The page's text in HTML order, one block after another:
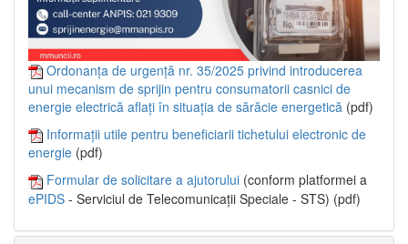
Ordonanța de urgență nr. 35/2025 privind introducerea
unui mecanism de sprijin pentru consumatorii casnici de
energie electrică aflați în situația de sărăcie energetică (pdf)
Informații utile pentru beneficiarii tichetului electronic de
energie (pdf)
Formular de solicitare a ajutorului (conform platformei a
ePIDS - Serviciul de Telecomunicații Speciale - STS) (pdf)